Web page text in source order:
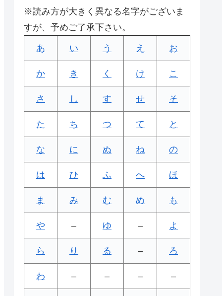
※読み方が大きく異なる名字がございま
すが、予めご了承下さい。
あ い う え お
か き く け こ
さ し す せ そ
た ち つ て と
な に ぬ ね の
は ひ ふ へ ほ
ま み む め も
や – ゆ – よ
ら り る – ろ
わ – – – –